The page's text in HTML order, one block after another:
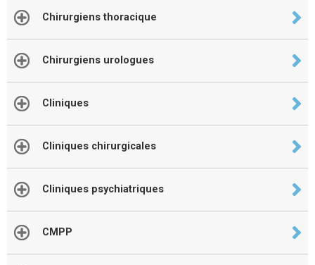
Chirurgiens thoracique
Chirurgiens urologues
Cliniques
Cliniques chirurgicales
Cliniques psychiatriques
CMPP